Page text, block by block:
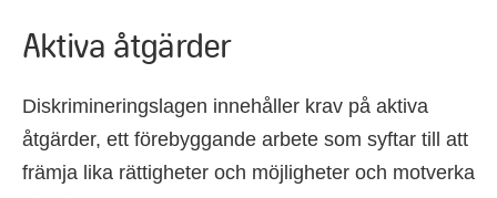
Aktiva åtgärder
Diskrimineringslagen innehåller krav på aktiva
åtgärder, ett förebyggande arbete som syftar till att
främja lika rättigheter och möjligheter och motverka